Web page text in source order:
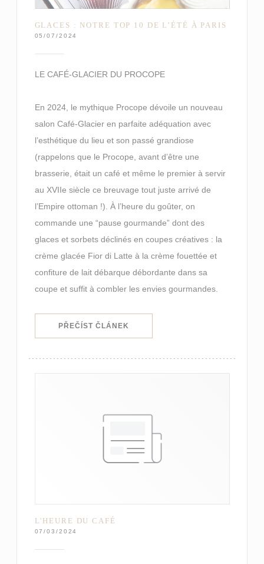
GLACES : NOTRE TOP 10 DE L’ÉTÉ À PARIS
05/07/2024
LE CAFÉ-GLACIER DU PROCOPE
En 2024, le mythique Procope dévoile un nouveau
salon Café-Glacier en parfaite adéquation avec
l’esthétique du lieu et son passé grandiose
(rappelons que le Procope, avant d’être une
brasserie, était un café et même le premier à servir
au XVIIe siècle ce breuvage tout juste arrivé de
l’Empire ottoman !). À l’heure du goûter, on
commande une “pause gourmande” dont des
glaces et sorbets déclinés en coupes créatives : la
crème glacée Fior di Latte à la crème fouettée et
confiture de lait débarque débordante dans sa
coupe et suffit à combler les envies gourmandes.
PŘEČÍST ČLÁNEK
L'HEURE DU CAFÉ
07/03/2024